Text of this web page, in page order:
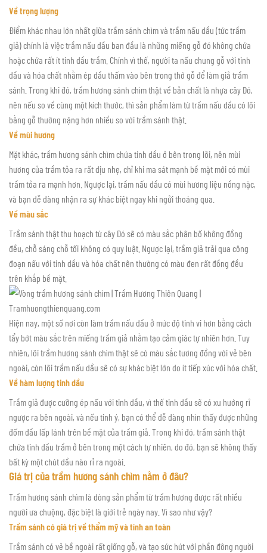
Về trọng lượng
Điểm khác nhau lớn nhất giữa trầm sánh chìm và trầm nấu dầu (tức trầm
giả) chính là việc trầm nấu dầu ban đầu là những miếng gỗ đó không chứa
hoặc chứa rất ít tinh dầu trầm. Chính vì thế, người ta nấu chung gỗ với tinh
dầu và hóa chất nhằm ép dầu thấm vào bên trong thớ gỗ để làm giả trầm
sánh. Trong khi đó, trầm hương sánh chìm thật về bản chất là nhựa cây Dó,
nên nếu so về cùng một kích thước, thì sản phẩm làm từ trầm nấu dầu có lõi
bằng gỗ thường nặng hơn nhiều so với trầm sánh thật.
Về mùi hương
Mặt khác, trầm hương sánh chìm chứa tinh dầu ở bên trong lõi, nên mùi
hương của trầm tỏa ra rất dịu nhẹ, chỉ khi ma sát mạnh bề mặt mới có mùi
trầm tỏa ra mạnh hơn. Ngược lại, trầm nấu dầu có mùi hương liệu nồng nặc,
và bạn dễ dàng nhận ra sự khác biệt ngay khi ngửi thoáng qua.
Về màu sắc
Trầm sánh thật thu hoạch từ cây Dó sẽ có màu sắc phân bố không đồng
đều, chỗ sáng chỗ tối không có quy luật. Ngược lại, trầm giả trải qua công
đoạn nấu với tinh dầu và hóa chất nên thường có màu đen rất đồng đều
trên khắp bề mặt.
Hiện nay, một số nơi còn làm trầm nấu dầu ở mức độ tinh vi hơn bằng cách
tẩy bớt màu sắc trên miếng trầm giả nhằm tạo cảm giác tự nhiên hơn. Tuy
nhiên, lõi trầm hương sánh chìm thật sẽ có màu sắc tương đồng với vẻ bên
ngoài, còn lõi trầm nấu dầu sẽ có sự khác biệt lớn do ít tiếp xúc với hóa chất.
Về hàm lượng tinh dầu
Trầm giả được cưỡng ép nấu với tinh dầu, vì thế tinh dầu sẽ có xu hướng rỉ
ngược ra bên ngoài, và nếu tinh ý, bạn có thể dễ dàng nhìn thấy được những
đốm dầu lấp lánh trên bề mặt của trầm giả. Trong khi đó, trầm sánh thật
chứa tinh dầu trầm ở bên trong một cách tự nhiên, do đó, bạn sẽ không thấy
bất kỳ một chút dầu nào rỉ ra ngoài.
Giá trị của trầm hương sánh chìm nằm ở đâu?
Trầm hương sánh chìm là dòng sản phẩm từ trầm hương được rất nhiều
người ưa chuộng, đặc biệt là giới trẻ ngày nay. Vì sao như vậy?
Trầm sánh có giá trị về thẩm mỹ và tính an toàn
Trầm sánh có vẻ bề ngoài rất giống gỗ, và tạo sức hút với phần đông người